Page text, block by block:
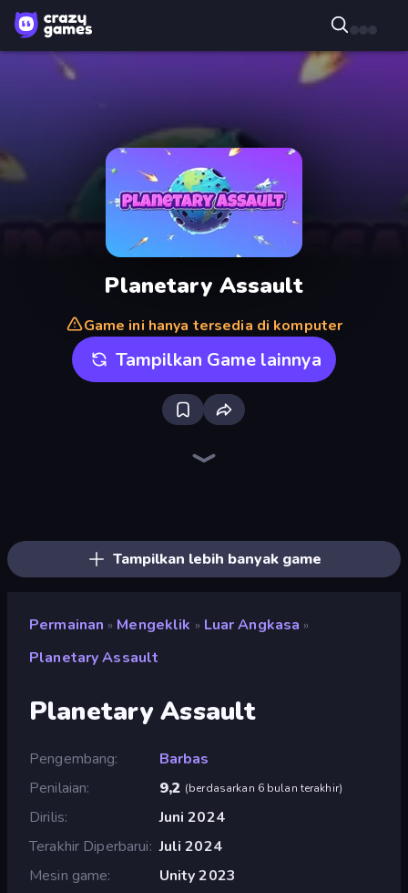
Planetary Assault
Game ini hanya tersedia di komputer
Tampilkan Game lainnya
Tampilkan lebih banyak game
Permainan » Mengeklik » Luar Angkasa »
Planetary Assault
Planetary Assault
Pengembang
Barbas
Penilaian
9,2 (berdasarkan 6 bulan terakhir)
Dirilis
Juni 2024
Terakhir Diperbarui Juli 2024
Mesin game
Unity 2023